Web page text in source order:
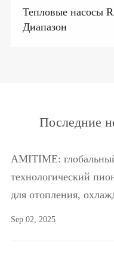
Тепловые насосы
Диапазон
Последние
AMITIME:
технологический
для отопления,
Sep 02, 2025